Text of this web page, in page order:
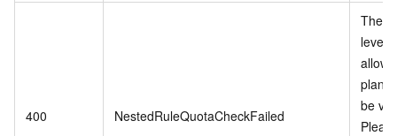
400 NestedRuleQuotaCheckFailed
The
level
plan
be